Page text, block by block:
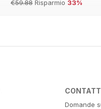
€59.88 Risparmio 33%
Domande